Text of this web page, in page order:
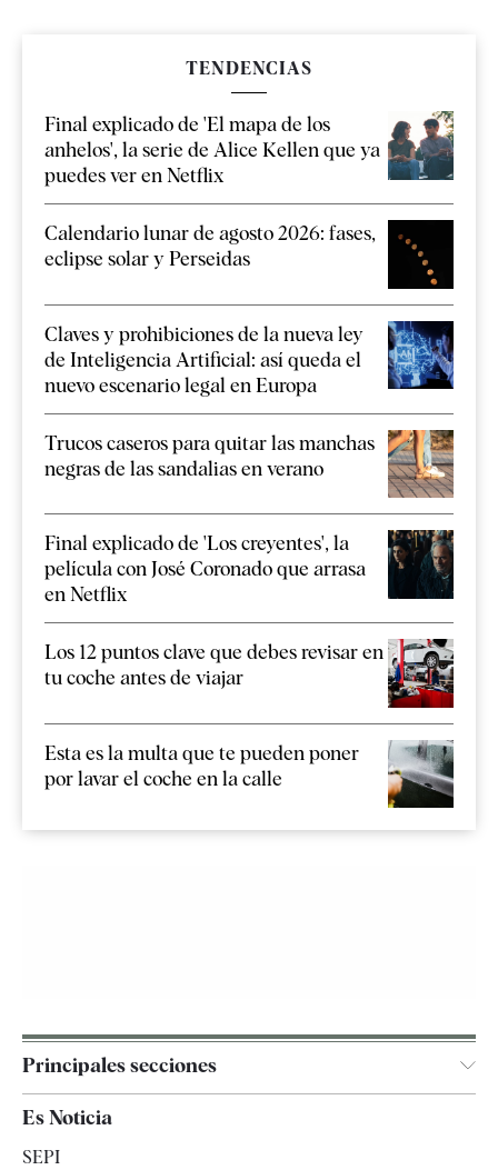
TENDENCIAS
Final explicado de 'El mapa de los
anhelos', la serie de Alice Kellen que ya
puedes ver en Netflix
Calendario lunar de agosto 2026: fases,
eclipse solar y Perseidas
Claves y prohibiciones de la nueva ley
de Inteligencia Artificial: así queda el
nuevo escenario legal en Europa
Trucos caseros para quitar las manchas
negras de las sandalias en verano
Final explicado de 'Los creyentes', la
película con José Coronado que arrasa
en Netflix
Los 12 puntos clave que debes revisar en
tu coche antes de viajar
Esta es la multa que te pueden poner
por lavar el coche en la calle
Principales secciones
España
Es Noticia
SEPI